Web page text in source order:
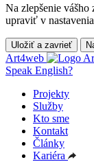
Na zlepšenie vášho
upraviť v
Uložiť a zavrieť
Art4web
Speak English?
Projekty
Služby
Kto sme
Kontakt
Články
Kariéra